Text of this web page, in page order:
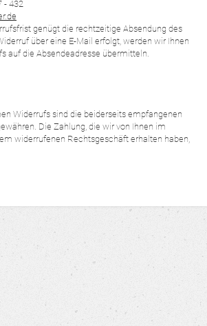
- 432
genügt die rechtzeitige Absendung des
über eine E-Mail erfolgt, werden wir Ihnen
auf die Absendeadresse übermitteln.
Widerrufs sind die beiderseits empfangenen
Die Zahlung, die wir von Ihnen im
widerrufenen Rechtsgeschäft erhalten haben,